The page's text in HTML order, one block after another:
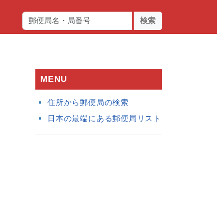
検索
MENU
住所から郵便局の検索
日本の最端にある郵便局リスト